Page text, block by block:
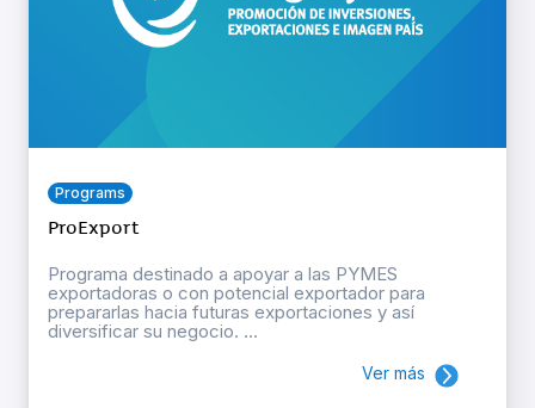
Programs
ProExport
Programa destinado a apoyar a las PYMES
exportadoras o con potencial exportador para
prepararlas hacia futuras exportaciones y así
diversificar su negocio. ...
Ver más